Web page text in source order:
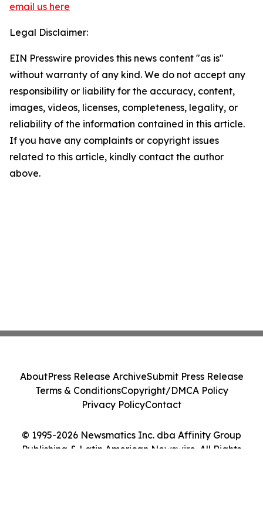
email us here
Legal Disclaimer:
EIN Presswire provides this news content "as is"
without warranty of any kind. We do not accept any
responsibility or liability for the accuracy, content,
images, videos, licenses, completeness, legality, or
reliability of the information contained in this article.
If you have any complaints or copyright issues
related to this article, kindly contact the author
above.
© 1995-2026 Newsmatics Inc. dba Affinity Group
Publishing & Latin American Newswire. All Rights
AboutPress Release ArchiveSubmit Press Release
Terms & ConditionsCopyright/DMCA Policy
Privacy PolicyContact